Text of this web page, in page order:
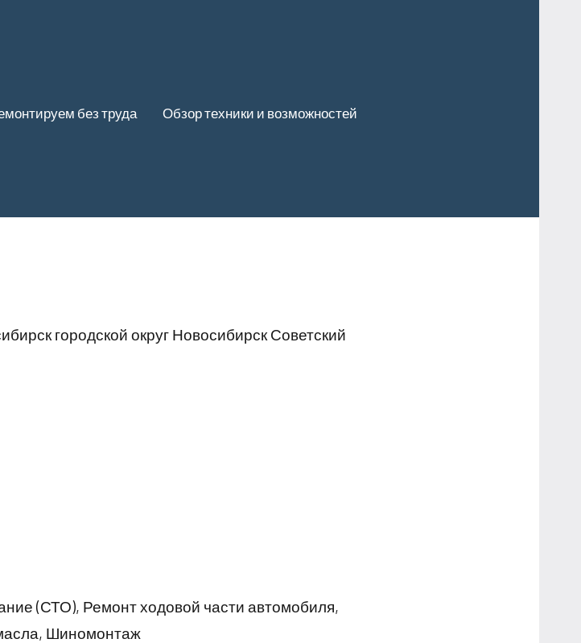
без труда Обзор техники и возможностей
городской округ Новосибирск Советский
(СТО), Ремонт ходовой части автомобиля,
Шиномонтаж